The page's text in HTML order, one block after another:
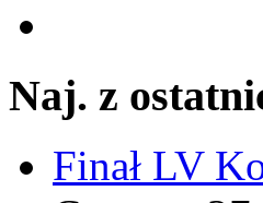
Naj. z
Finał LV